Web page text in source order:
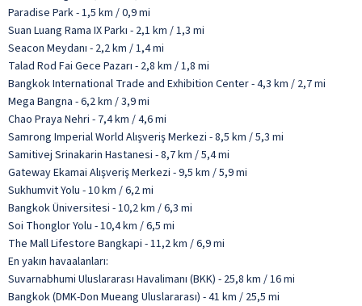
Paradise Park - 1,5 km / 0,9 mi
Suan Luang Rama IX Parkı - 2,1 km / 1,3 mi
Seacon Meydanı - 2,2 km / 1,4 mi
Talad Rod Fai Gece Pazarı - 2,8 km / 1,8 mi
Bangkok International Trade and Exhibition Center - 4,3 km / 2,7 mi
Mega Bangna - 6,2 km / 3,9 mi
Chao Praya Nehri - 7,4 km / 4,6 mi
Samrong Imperial World Alışveriş Merkezi - 8,5 km / 5,3 mi
Samitivej Srinakarin Hastanesi - 8,7 km / 5,4 mi
Gateway Ekamai Alışveriş Merkezi - 9,5 km / 5,9 mi
Sukhumvit Yolu - 10 km / 6,2 mi
Bangkok Üniversitesi - 10,2 km / 6,3 mi
Soi Thonglor Yolu - 10,4 km / 6,5 mi
The Mall Lifestore Bangkapi - 11,2 km / 6,9 mi
En yakın havaalanları:
Suvarnabhumi Uluslararası Havalimanı (BKK) - 25,8 km / 16 mi
Bangkok (DMK-Don Mueang Uluslararası) - 41 km / 25,5 mi